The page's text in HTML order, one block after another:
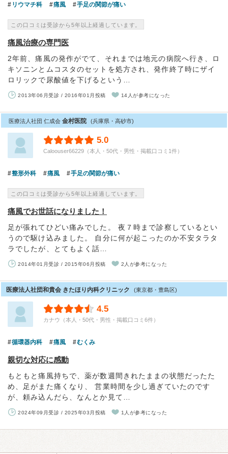
リウマチ科 痛風 手足の関節が痛い
この口コミは受診から5年以上経過しています。
痛風治療の専門医
2年前、痛風の発作がでて、それまでは地元の病院へ行き、ロ
キソニンとムコスタのセットを処方され、発作終了時にザイ
ロリックで尿酸値を下げるという…
2013年06月受診 / 2016年01月投稿 14人が参考になった
医療法人社団 仁成会 金村医院 (兵庫県・高砂市)
5.0
Caloouser66229（本人・50代・男性・掲載口コミ1件）
整形外科 痛風 手足の関節が痛い
この口コミは受診から5年以上経過しています。
痛風でお世話になりました！
足が張れてひどい痛みでした。 夜７時まで診察しているとい
うので駆け込みました。 自分に何が起こったのか不安タラタ
ラでしたが、とてもよく話…
2014年01月受診 / 2015年06月投稿 2人が参考になった
医療法人社団和貴会 きたほり内科クリニック (東京都・豊島区)
4.5
カナウ（本人・50代・男性・掲載口コミ6件）
循環器内科 痛風 むくみ
親切な対応に感動
もともと痛風持ちで、薬が数週間きれたままの状態だったた
め、足がまた痛くなり、 営業時間を少し過ぎていたのです
が、頼み込んだら、なんとか見て…
2024年09月受診 / 2025年03月投稿 1人が参考になった